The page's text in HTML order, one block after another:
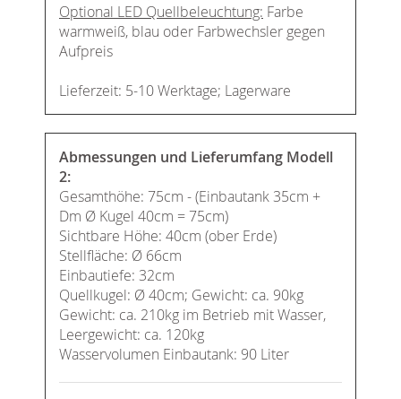
Optional LED Quellbeleuchtung: Farbe
warmweiß, blau oder Farbwechsler gegen
Aufpreis
Lieferzeit: 5-10 Werktage; Lagerware
Abmessungen und Lieferumfang Modell
2:
Gesamthöhe: 75cm - (Einbautank 35cm +
Dm Ø Kugel 40cm = 75cm)
Sichtbare Höhe: 40cm (ober Erde)
Stellfläche: Ø 66cm
Einbautiefe: 32cm
Quellkugel: Ø 40cm; Gewicht: ca. 90kg
Gewicht: ca. 210kg im Betrieb mit Wasser,
Leergewicht: ca. 120kg
Wasservolumen Einbautank: 90 Liter